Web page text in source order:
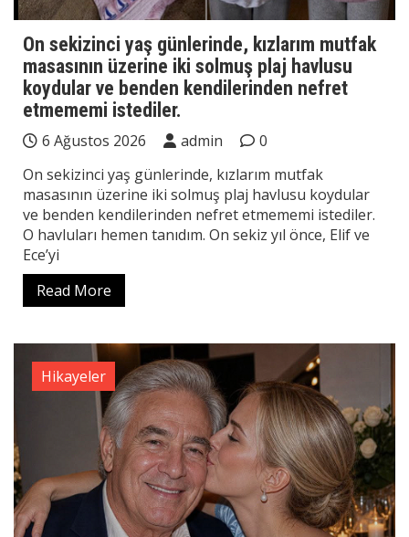
On sekizinci yaş günlerinde, kızlarım mutfak
masasının üzerine iki solmuş plaj havlusu
koydular ve benden kendilerinden nefret
etmememi istediler.
6 Ağustos 2026 admin
0
On sekizinci yaş günlerinde, kızlarım mutfak
masasının üzerine iki solmuş plaj havlusu koydular
ve benden kendilerinden nefret etmememi istediler.
O havluları hemen tanıdım. On sekiz yıl önce, Elif ve
Ece’yi
Read More
Hikayeler